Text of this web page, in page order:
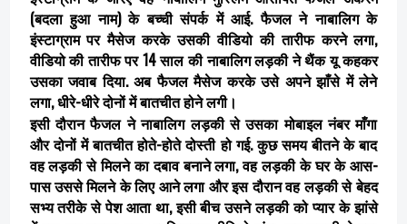
(बदला हुआ नाम) के बच्ची संपर्क में आई. फैजल ने नाबालिग के
इंस्टाग्राम पर मैसेज करके उसकी वीडियो की तारीफ करने लगा,
वीडियो की तारीफ पर 14 साल की नाबालिग लड़की ने थैंक यू कहकर
उसका जवाब दिया. अब फैजल मैसेज करके उसे अपने झाँसे में लेने
लगा, धीरे-धीरे दोनों में बातचीत होने लगी।
इसी दौरान फैजल ने नाबालिग लड़की से उसका मोबाइल नंबर माँगा
और दोनों में बातचीत होते-होते दोस्ती हो गई. कुछ समय बीतने के बाद
वह लड़की से मिलने का दबाव बनाने लगा, वह लड़की के घर के आस-
पास उससे मिलने के लिए आने लगा और इस दौरान वह लड़की से बेहद
सभ्य तरीके से पेश आता था, इसी बीच उसने लड़की को प्यार के झांसे